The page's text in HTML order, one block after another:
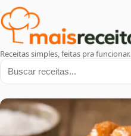
Receitas simples, feitas pra funcionar.
Buscar receitas